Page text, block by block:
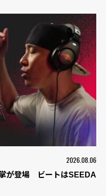
2026.08.06
が登場 ビートはSEEDA